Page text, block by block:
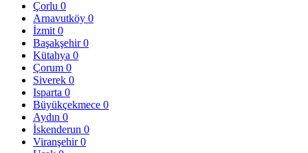
Çorlu 0
Arnavutköy 0
İzmit 0
Başakşehir0
Kütahya 0
Çorum 0
Siverek 0
Isparta 0
Büyükçekmece 0
Aydın 0
İskenderun 0
Viranşehir0